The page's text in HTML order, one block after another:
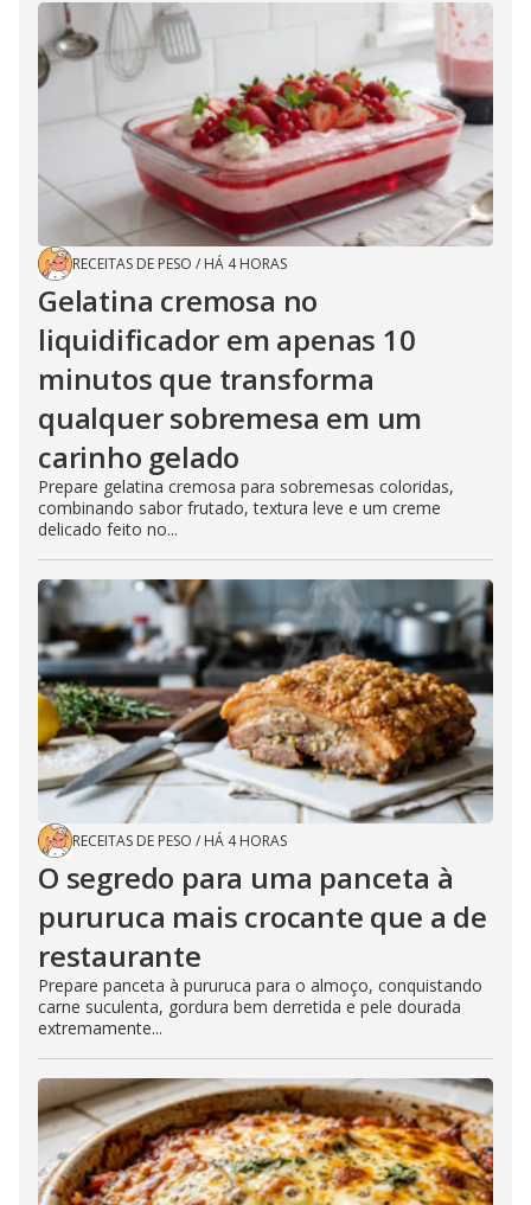
RECEITAS DE PESO / HÁ 4 HORAS
Gelatina cremosa no
liquidificador em apenas 10
minutos que transforma
qualquer sobremesa em um
carinho gelado
Prepare gelatina cremosa para sobremesas coloridas,
combinando sabor frutado, textura leve e um creme
delicado feito no...
RECEITAS DE PESO / HÁ 4 HORAS
O segredo para uma panceta à
pururuca mais crocante que a de
restaurante
Prepare panceta à pururuca para o almoço, conquistando
carne suculenta, gordura bem derretida e pele dourada
extremamente...